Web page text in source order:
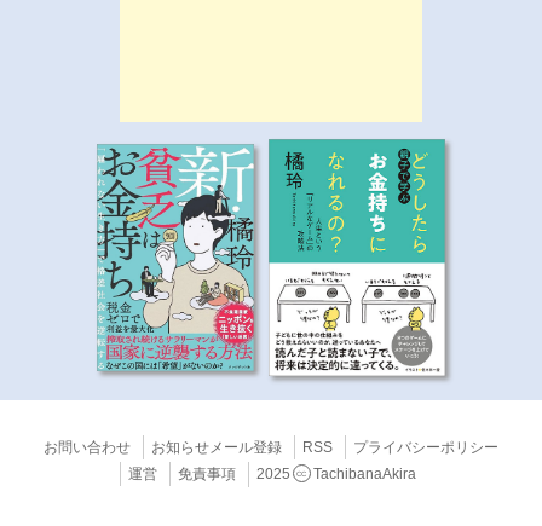
お問い合わせ お知らせメール登録 RSS
プライバシーポリシー
運営
免責事項 2025 CC TachibanaAkira